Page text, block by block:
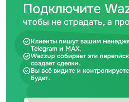
Подключите
чтобы не страдать, а
Клиенты пишут вашим
Telegram и MAX.
Wazzup собирает эти
создает сделки.
Вы всё видите и
будет.